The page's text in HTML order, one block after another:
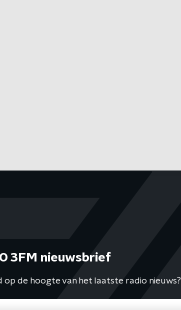
3FM nieuwsbrief
op de hoogte van het laatste radio nieuws?